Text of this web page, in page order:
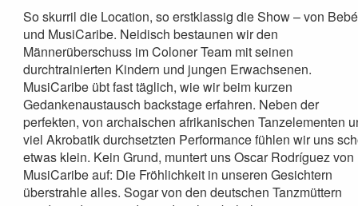
So skurril die Location, so erstklassig die Show – von Bebé
und MusiCaribe. Neidisch bestaunen wir den
Männerüberschuss im Coloner Team mit seinen
durchtrainierten Kindern und jungen Erwachsenen.
MusiCaribe übt fast täglich, wie wir beim kurzen
Gedankenaustausch backstage erfahren. Neben der
perfekten, von archaischen afrikanischen Tanzelementen
viel Akrobatik durchsetzten Performance fühlen wir uns
etwas klein. Kein Grund, muntert uns Oscar Rodríguez von
MusiCaribe auf: Die Fröhlichkeit in unseren Gesichtern
überstrahle alles. Sogar von den deutschen Tanzmüttern